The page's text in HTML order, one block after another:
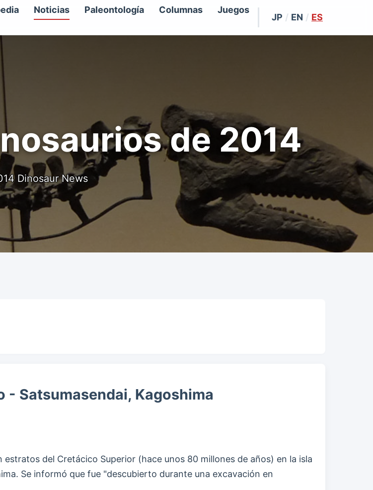
Noticias Paleontología Columnas Juegos
JP / EN / ES
de 2014
Dinosaur News
Satsumasendai, Kagoshima
del Cretácico Superior (hace unos 80 millones de años) en la isla
Se informó que fue "descubierto durante una excavación en